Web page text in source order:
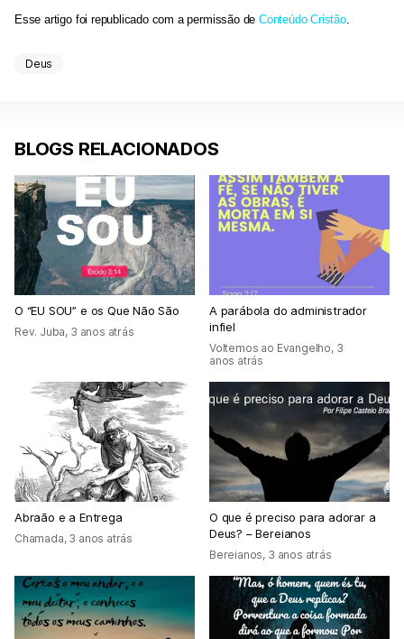
Esse artigo foi republicado com a permissão de Conteúdo Cristão.
Deus
BLOGS RELACIONADOS
O “EU SOU” e os Que Não São
Rev. Juba, 3 anos atrás
A parábola do administrador
infiel
Voltemos ao Evangelho, 3
anos atrás
Abraão e a Entrega
Chamada, 3 anos atrás
O que é preciso para adorar a
Deus? – Bereianos
Bereianos, 3 anos atrás